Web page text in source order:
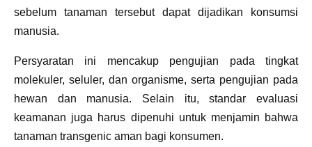
sebelum tanaman tersebut dapat dijadikan konsumsi
manusia.
Persyaratan ini mencakup pengujian pada tingkat
molekuler, seluler, dan organisme, serta pengujian pada
hewan dan manusia. Selain itu, standar evaluasi
keamanan juga harus dipenuhi untuk menjamin bahwa
tanaman transgenic aman bagi konsumen.